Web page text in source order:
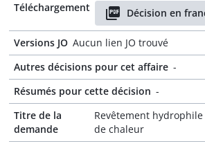
Téléchargement
Décision en
Versions JO Aucun lien JO trouvé
Autres décisions pour cet affaire -
Résumés pour cette décision -
Titre de la
demande
Revêtement
de chaleur